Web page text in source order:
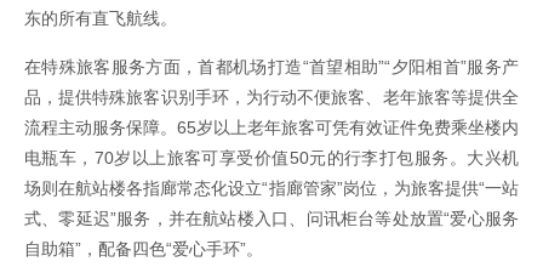
东的所有直飞航线。
在特殊旅客服务方面，首都机场打造“首望相助”“夕阳相首”服务产
品，提供特殊旅客识别手环，为行动不便旅客、老年旅客等提供全
流程主动服务保障。65岁以上老年旅客可凭有效证件免费乘坐楼内
电瓶车，70岁以上旅客可享受价值50元的行李打包服务。大兴机
场则在航站楼各指廊常态化设立“指廊管家”岗位，为旅客提供“一站
式、零延迟”服务，并在航站楼入口、问讯柜台等处放置“爱心服务
自助箱”，配备四色“爱心手环”。